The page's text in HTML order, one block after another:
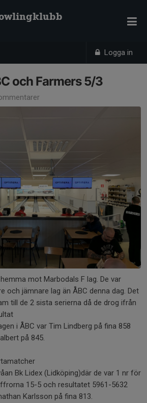
Logga in
och Farmers 5/3
mot Marbodals F lag. De var
och jämnare lag än ÅBC denna dag. Det
till de 2 sista serierna då de drog ifrån
i ÅBC var Tim Lindberg på fina 858
på 845.
Bk Lidex (Lidköping)där de var 1 nr för
15-5 och resultatet 5961-5632
Karlsson på fina 813.